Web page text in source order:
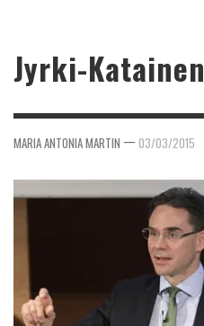
Jyrki-Katainen
MARIA ANTONIA MARTIN — 03/03/2015